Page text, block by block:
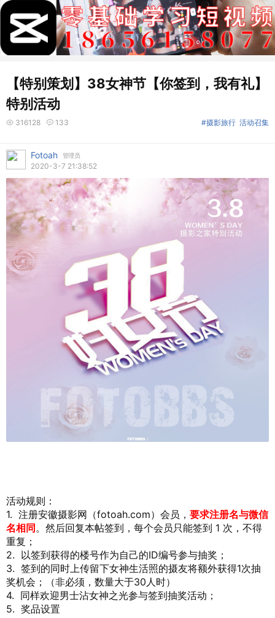
【特别策划】38女神节【你签到，我有礼】
特别活动
316128 133 活动召集
#摄影旅行
Fotoah 管理员
2020-3-7 21:38:52
活动规则：
1. 注册安徽摄影网（fotoah.com）会员， 要求注册名与微信
名相同。然后回复本帖签到，每个会员只能签到 1 次，不得
重复；
2. 以签到获得的楼号作为自己的ID编号参与抽奖；
3. 签到的同时上传留下女神生活照的摄友将额外获得1次抽
奖机会；（非必须，数量大于30人时）
4. 同样欢迎男士沾女神之光参与签到抽奖活动；
5. 奖品设置